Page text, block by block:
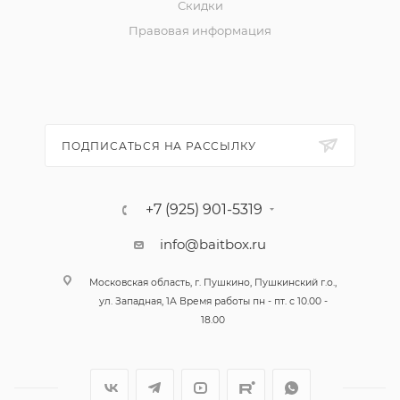
Скидки
Правовая информация
ПОДПИСАТЬСЯ НА РАССЫЛКУ
+7 (925) 901-5319
info@baitbox.ru
Московская область, г. Пушкино, Пушкинский г.о.,
ул. Западная, 1А Время работы пн - пт. с 10.00 -
18.00